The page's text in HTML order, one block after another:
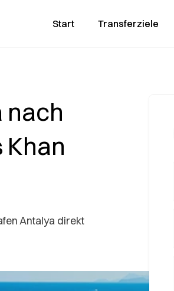
Start Transferziele
nach
Khan
Antalya direkt